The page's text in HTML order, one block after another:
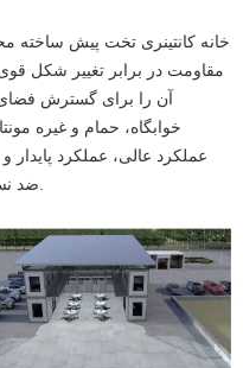
خانه کانتینری تخت پیش ساخته
مقاومت در برابر تغییر شکل
آن را برای گسترش فضای
خوابگاه، حمام و غیره
عملکرد عالی، عملکرد
ضد نسوز و وزن مقاوم در برابر خوردگی است.